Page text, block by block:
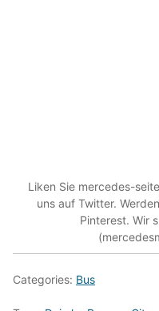
Liken Sie mercedes-
uns auf Twitter.
Pinterest. Wir
Categories: Bus